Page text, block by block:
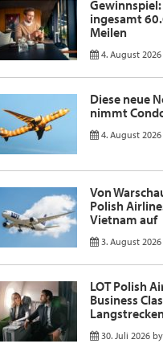
ingesamt
Meilen
4. August 2026
Diese neue
nimmt
4. August 2026
Von
Polish
Vietnam auf
3. August 2026
LOT Polish
Business
30. Juli 2026 by